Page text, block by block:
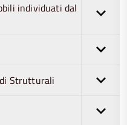
individuati dal
Strutturali